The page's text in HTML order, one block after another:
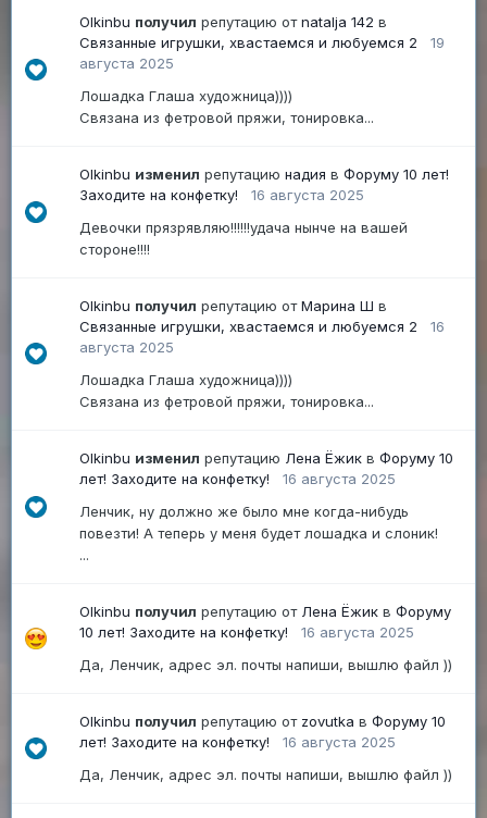
Olkinbu получил репутацию отnatalja 142 в
Связанные игрушки, хвастаемся и любуемся 2
19
августа 2025
Лошадка Глаша художница))))
Связана из фетровой пряжи, тонировка...
Olkinbu изменил репутацию надия в Форуму 10 лет!
Заходите на конфетку!
16 августа 2025
Девочки прязрявляю!!!!!!удача нынче на вашей
стороне!!!!
Olkinbu получил репутацию отМарина Ш в
Связанные игрушки, хвастаемся и любуемся 2
16
августа 2025
Лошадка Глаша художница))))
Связана из фетровой пряжи, тонировка...
Olkinbu изменил репутацию Лена Ёжик в Форуму 10
лет! Заходите на конфетку!
16 августа 2025
Ленчик, ну должно же было мне когда-нибудь
повезти! А теперь у меня будет лошадка и слоник!
...
Olkinbu получил репутацию от Лена Ёжик в Форуму
10 лет! Заходите на конфетку!
16 августа 2025
Да, Ленчик, адрес эл. почты напиши, вышлю файл ))
Olkinbu получил репутацию от zovutka в Форуму 10
лет! Заходите на конфетку!
16 августа 2025
Да, Ленчик, адрес эл. почты напиши, вышлю файл ))